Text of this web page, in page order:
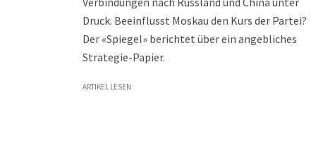
Druck. Beeinflusst Moskau den Kurs der Partei?
Der «Spiegel» berichtet über ein angebliches
Strategie-Papier.
ARTIKEL LESEN